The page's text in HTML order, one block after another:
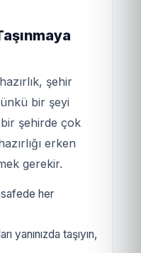
şehir
bir şeyi
şehirde çok
erken
gerekir.
her
yanınızda taşıyın,